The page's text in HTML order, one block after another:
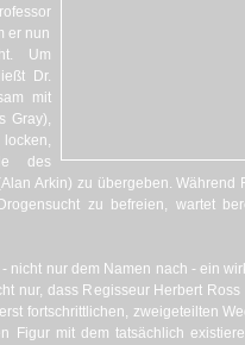
er nun
Um
Dr.
mit
Gray),
des
Arkin) zu übergeben.
zu befreien, wartet
nicht nur dem Namen nach - ein
nur, dass Regisseur Herbert
fortschrittlichen, zweigeteilten
Figur mit dem tatsächlich